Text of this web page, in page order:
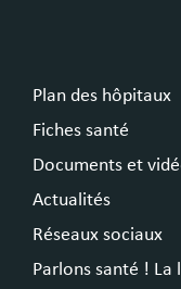
Plan des hôpitaux
Fiches santé
Documents et
Actualités
Réseaux sociaux
Parlons santé !